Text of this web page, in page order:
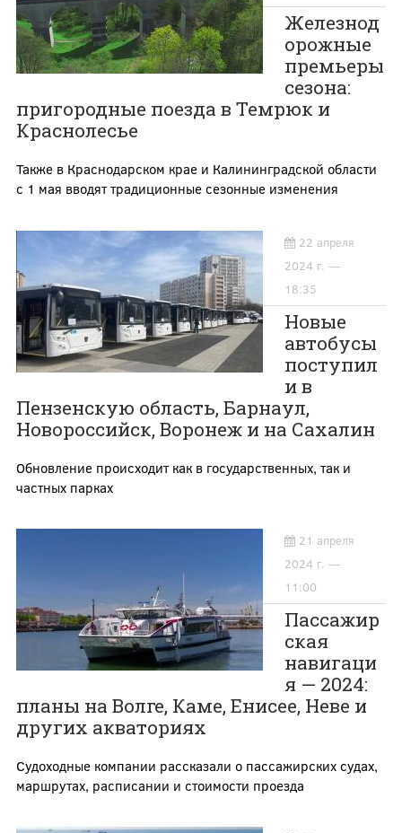
Железнод
орожные
премьеры
сезона:
пригородные поезда в Темрюк и
Краснолесье
Также в Краснодарском крае и Калининградской области
с 1 мая вводят традиционные сезонные изменения
22 апреля
2024 г. —
18:35
Новые
автобусы
поступил
и в
Пензенскую область, Барнаул,
Новороссийск, Воронеж и на Сахалин
Обновление происходит как в государственных, так и
частных парках
21 апреля
2024 г. —
11:00
Пассажир
ская
навигаци
я — 2024:
планы на Волге, Каме, Енисее, Неве и
других акваториях
Судоходные компании рассказали о пассажирских судах,
маршрутах, расписании и стоимости проезда